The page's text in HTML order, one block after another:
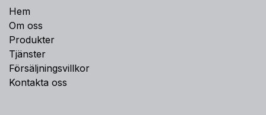
Hem
Om oss
Produkter
Tjänster
Försäljningsvillkor
Kontakta oss